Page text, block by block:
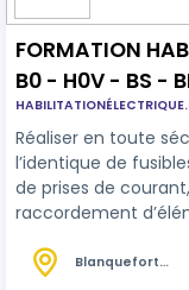
FORMATION
B0 - H0V - BS -
Réaliser en toute
l’identique de
de prises de courant,
raccordement
de protection. -
Blanquefort